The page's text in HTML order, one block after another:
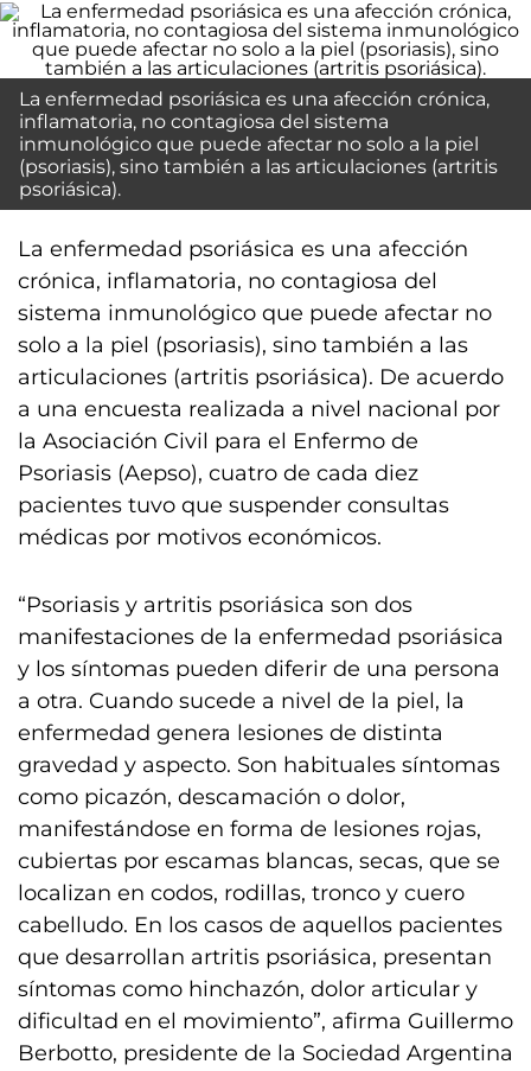
La enfermedad psoriásica es una afección crónica,
inflamatoria, no contagiosa del sistema
inmunológico que puede afectar no solo a la piel
(psoriasis), sino también a las articulaciones (artritis
psoriásica).
La enfermedad psoriásica es una afección
crónica, inflamatoria, no contagiosa del
sistema inmunológico que puede afectar no
solo a la piel (psoriasis), sino también a las
articulaciones (artritis psoriásica). De acuerdo
a una encuesta realizada a nivel nacional por
la Asociación Civil para el Enfermo de
Psoriasis (Aepso), cuatro de cada diez
pacientes tuvo que suspender consultas
médicas por motivos económicos.
“Psoriasis y artritis psoriásica son dos
manifestaciones de la enfermedad psoriásica
y los síntomas pueden diferir de una persona
a otra. Cuando sucede a nivel de la piel, la
enfermedad genera lesiones de distinta
gravedad y aspecto. Son habituales síntomas
como picazón, descamación o dolor,
manifestándose en forma de lesiones rojas,
cubiertas por escamas blancas, secas, que se
localizan en codos, rodillas, tronco y cuero
cabelludo. En los casos de aquellos pacientes
que desarrollan artritis psoriásica, presentan
síntomas como hinchazón, dolor articular y
dificultad en el movimiento”, afirma Guillermo
Berbotto, presidente de la Sociedad Argentina